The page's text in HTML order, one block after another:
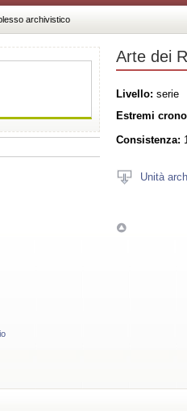
archivistico
Arte dei
Livello: serie
Estremi
Consistenza:
Unità